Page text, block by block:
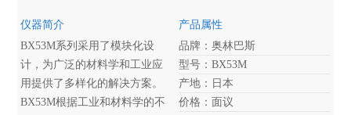
仪器简介
BX53M系列采用了模块化设
计，为广泛的材料学和工业应
用提供了多样化的解决方案。
BX53M根据工业和材料学的不
产品属性
品牌：奥林巴斯
型号：BX53M
产地：日本
价格：面议